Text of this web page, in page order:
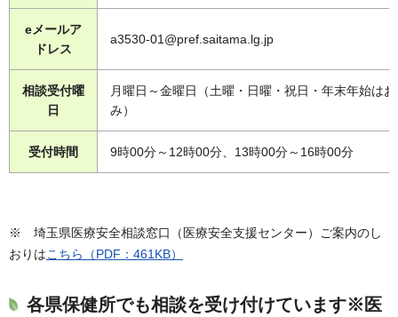
eメールア
ドレス
a3530-01@pref.saitama.lg.jp
相談受付曜
日
月曜日～金曜日（土曜・日曜・祝日・年末年始は
み）
受付時間 9時00分～12時00分、13時00分～16時00分
※ 埼玉県医療安全相談窓口（医療安全支援センター）ご案内のし
おりはこちら（PDF：461KB）
各県保健所でも相談を受け付けています※医